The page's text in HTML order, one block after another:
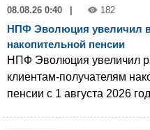
08.08.26 0:40 182
НПФ Эволюция увеличил
накопительной пенсии
НПФ Эволюция увеличил
клиентам-получателям
пенсии с 1 августа 2026